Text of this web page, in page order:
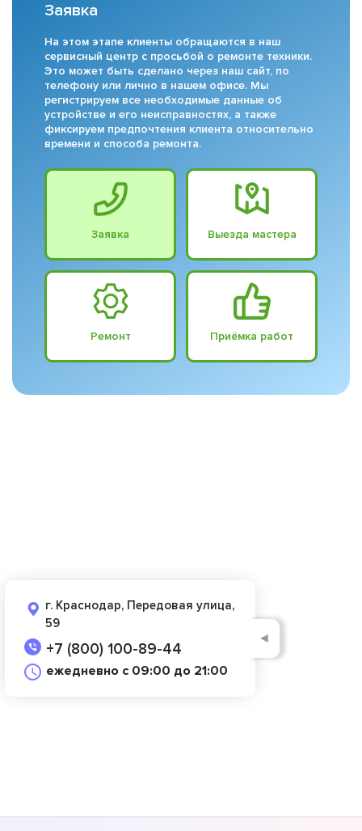
Заявка
На этом этапе клиенты обращаются в наш
сервисный центр с просьбой о ремонте техники.
Это может быть сделано через наш сайт, по
телефону или лично в нашем офисе. Мы
регистрируем все необходимые данные об
устройстве и его неисправностях, а также
фиксируем предпочтения клиента относительно
времени и способа ремонта.
Заявка Выезда мастера
Ремонт Приёмка работ
г. Краснодар, Передовая улица,
59
+7 (800) 100-89-44
ежедневно с 09:00 до 21:00
◄